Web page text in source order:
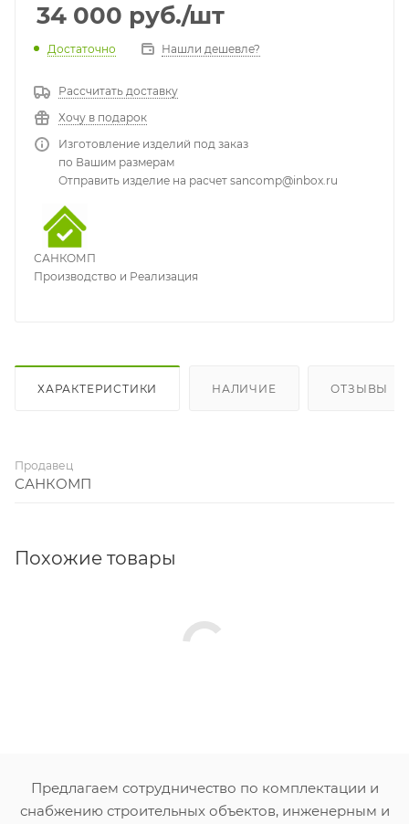
34 000 руб./шт
Достаточно Нашли дешевле?
Рассчитать доставку
Хочу в подарок
Изготовление изделий под заказ
по Вашим размерам
Отправить изделие на расчет sancomp@inbox.ru
САНКОМП
Производство и Реализация
ХАРАКТЕРИСТИКИ НАЛИЧИЕ ОТЗЫВЫ
Продавец
САНКОМП
Похожие товары
Предлагаем сотрудничество по комплектации и
снабжению строительных объектов, инженерным и